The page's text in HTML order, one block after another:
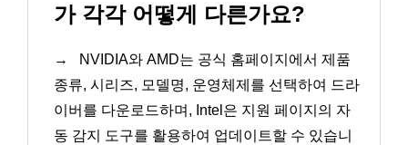
가 각각 어떻게 다른가요?
→
NVIDIA와 AMD는 공식 홈페이지에서 제품
종류, 시리즈, 모델명, 운영체제를 선택하여 드라
이버를 다운로드하며, Intel은 지원 페이지의 자
동 감지 도구를 활용하여 업데이트할 수 있습니